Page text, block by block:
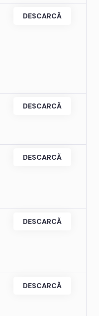
DESCARCĂ
DESCARCĂ
DESCARCĂ
DESCARCĂ
DESCARCĂ